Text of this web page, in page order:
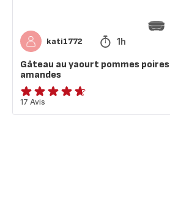
kati1772 1h
Gâteau au yaourt pommes poires
amandes
ratings.4.6
17 Avis